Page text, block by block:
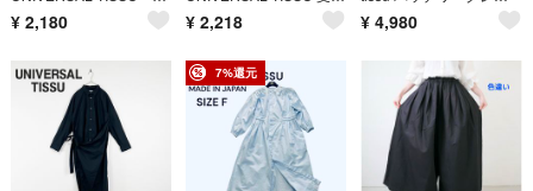
¥ 2,180 ¥ 2,218 ¥ 4,980
7%還元